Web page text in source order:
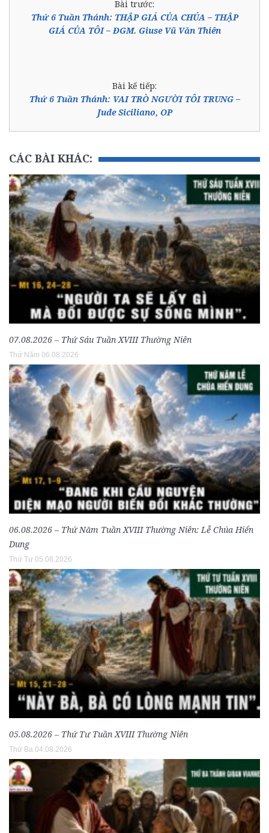
Bài trước:
Thứ 6 Tuần Thánh: THẬP GIÁ CỦA CHÚA – THẬP
GIÁ CỦA TÔI – ĐGM. Giuse Vũ Văn Thiên
Bài kế tiếp:
Thứ 6 Tuần Thánh: VAI TRÒ NGƯỜI TÔI TRUNG –
Jude Siciliano, OP
CÁC BÀI KHÁC:
07.08.2026 – Thứ Sáu Tuần XVIII Thường Niên
Thứ Năm 06.08.2026
06.08.2026 – Thứ Năm Tuần XVIII Thường Niên: Lễ Chúa Hiển
Dung
Thứ Tư 05.08.2026
05.08.2026 – Thứ Tư Tuần XVIII Thường Niên
Thứ Ba 04.08.2026